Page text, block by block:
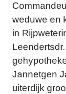
weduwe en
in
Jannetgen
uiterdijk